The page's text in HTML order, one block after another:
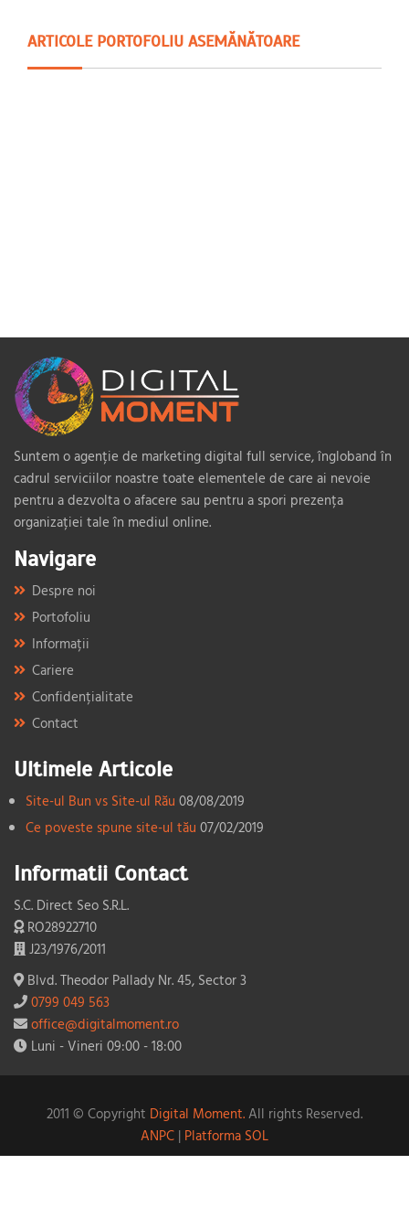
ARTICOLE PORTOFOLIU ASEMĂNĂTOARE
Suntem o agenție de marketing digital full service, îngloband în
cadrul serviciilor noastre toate elementele de care ai nevoie
pentru a dezvolta o afacere sau pentru a spori prezența
organizației tale în mediul online.
Navigare
Despre noi
Portofoliu
Informații
Cariere
Confidențialitate
Contact
Ultimele Articole
Site-ul Bun vs Site-ul Rău 08/08/2019
Ce poveste spune site-ul tău 07/02/2019
Informatii Contact
S.C. Direct Seo S.R.L.
RO28922710
J23/1976/2011
Blvd. Theodor Pallady Nr. 45, Sector 3
0799 049 563
office@digitalmoment.ro
Luni - Vineri 09:00 - 18:00
2011 © Copyright Digital Moment.All rights Reserved.
ANPC | Platforma SOL